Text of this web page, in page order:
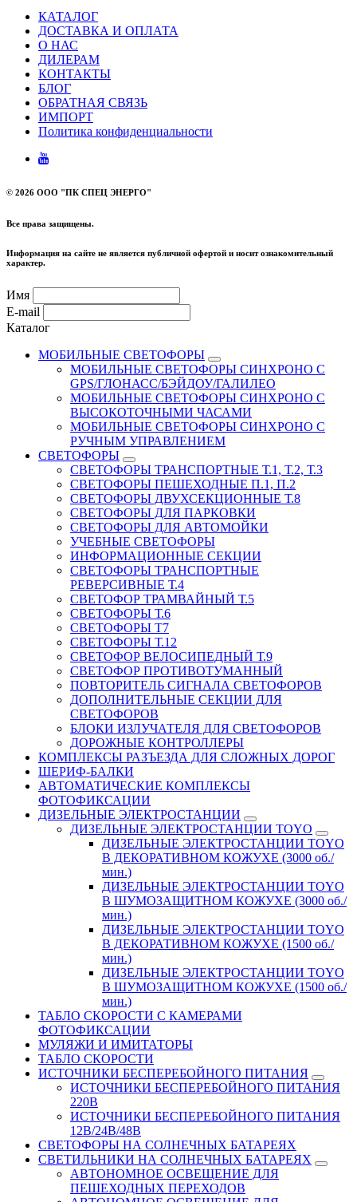
КАТАЛОГ
ДОСТАВКА И ОПЛАТА
О НАС
ДИЛЕРАМ
КОНТАКТЫ
БЛОГ
ОБРАТНАЯ СВЯЗЬ
ИМПОРТ
Политика конфиденциальности
© 2026 ООО "ПК СПЕЦ ЭНЕРГО"
Все права защищены.
Информация на сайте не является публичной офертой и носит ознакомительный
характер.
Имя
E-mail
Каталог
МОБИЛЬНЫЕ СВЕТОФОРЫ
МОБИЛЬНЫЕ СВЕТОФОРЫ СИНХРОНО С
GPS/ГЛОНАСС/БЭЙДОУ/ГАЛИЛЕО
МОБИЛЬНЫЕ СВЕТОФОРЫ СИНХРОНО С
ВЫСОКОТОЧНЫМИ ЧАСАМИ
МОБИЛЬНЫЕ СВЕТОФОРЫ СИНХРОНО С
РУЧНЫМ УПРАВЛЕНИЕМ
СВЕТОФОРЫ
СВЕТОФОРЫ ТРАНСПОРТНЫЕ Т.1, Т.2, Т.3
СВЕТОФОРЫ ПЕШЕХОДНЫЕ П.1, П.2
СВЕТОФОРЫ ДВУХСЕКЦИОННЫЕ Т.8
СВЕТОФОРЫ ДЛЯ ПАРКОВКИ
СВЕТОФОРЫ ДЛЯ АВТОМОЙКИ
УЧЕБНЫЕ СВЕТОФОРЫ
ИНФОРМАЦИОННЫЕ СЕКЦИИ
СВЕТОФОРЫ ТРАНСПОРТНЫЕ
РЕВЕРСИВНЫЕ Т.4
СВЕТОФОР ТРАМВАЙНЫЙ Т.5
СВЕТОФОРЫ Т.6
СВЕТОФОРЫ Т7
СВЕТОФОРЫ Т.12
СВЕТОФОР ВЕЛОСИПЕДНЫЙ Т.9
СВЕТОФОР ПРОТИВОТУМАННЫЙ
ПОВТОРИТЕЛЬ СИГНАЛА СВЕТОФОРОВ
ДОПОЛНИТЕЛЬНЫЕ СЕКЦИИ ДЛЯ
СВЕТОФОРОВ
БЛОКИ ИЗЛУЧАТЕЛЯ ДЛЯ СВЕТОФОРОВ
ДОРОЖНЫЕ КОНТРОЛЛЕРЫ
КОМПЛЕКСЫ РАЗЪЕЗДА ДЛЯ СЛОЖНЫХ ДОРОГ
ШЕРИФ-БАЛКИ
АВТОМАТИЧЕСКИЕ КОМПЛЕКСЫ
ФОТОФИКСАЦИИ
ДИЗЕЛЬНЫЕ ЭЛЕКТРОСТАНЦИИ
ДИЗЕЛЬНЫЕ ЭЛЕКТРОСТАНЦИИ TOYO
ДИЗЕЛЬНЫЕ ЭЛЕКТРОСТАНЦИИ TOYO
В ДЕКОРАТИВНОМ КОЖУХЕ (3000 об./
мин.)
ДИЗЕЛЬНЫЕ ЭЛЕКТРОСТАНЦИИ TOYO
В ШУМОЗАЩИТНОМ КОЖУХЕ (3000 об./
мин.)
ДИЗЕЛЬНЫЕ ЭЛЕКТРОСТАНЦИИ TOYO
В ДЕКОРАТИВНОМ КОЖУХЕ (1500 об./
мин.)
ДИЗЕЛЬНЫЕ ЭЛЕКТРОСТАНЦИИ TOYO
В ШУМОЗАЩИТНОМ КОЖУХЕ (1500 об./
мин.)
ТАБЛО СКОРОСТИ С КАМЕРАМИ
ФОТОФИКСАЦИИ
МУЛЯЖИ И ИМИТАТОРЫ
ТАБЛО СКОРОСТИ
ИСТОЧНИКИ БЕСПЕРЕБОЙНОГО ПИТАНИЯ
ИСТОЧНИКИ БЕСПЕРЕБОЙНОГО ПИТАНИЯ
220В
ИСТОЧНИКИ БЕСПЕРЕБОЙНОГО ПИТАНИЯ
12В/24В/48В
СВЕТОФОРЫ НА СОЛНЕЧНЫХ БАТАРЕЯХ
СВЕТИЛЬНИКИ НА СОЛНЕЧНЫХ БАТАРЕЯХ
АВТОНОМНОЕ ОСВЕЩЕНИЕ ДЛЯ
ПЕШЕХОДНЫХ ПЕРЕХОДОВ